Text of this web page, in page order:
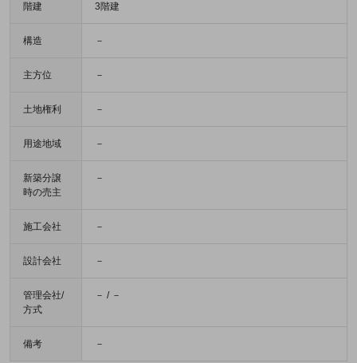
階建 3階建
構造 －
主方位 －
土地権利 －
用途地域 －
新築分譲
時の売主
－
施工会社 －
設計会社 －
管理会社/
方式
－ / －
備考 －